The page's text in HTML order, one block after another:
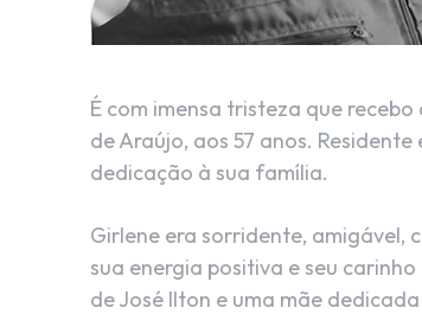
É com imensa tristeza que
de Araújo, aos 57 anos.
dedicação à sua família.
Girlene era sorridente, amigável,
sua energia positiva e seu
de José Ilton e uma mãe